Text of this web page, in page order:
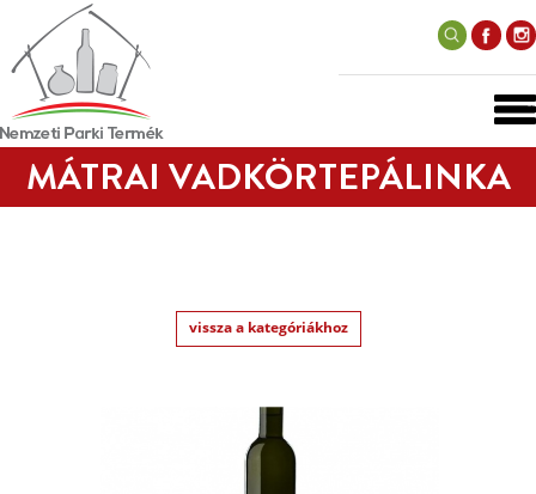
MÁTRAI VADKÖRTEPÁLINKA
vissza a kategóriákhoz